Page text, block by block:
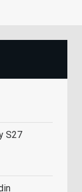
S27